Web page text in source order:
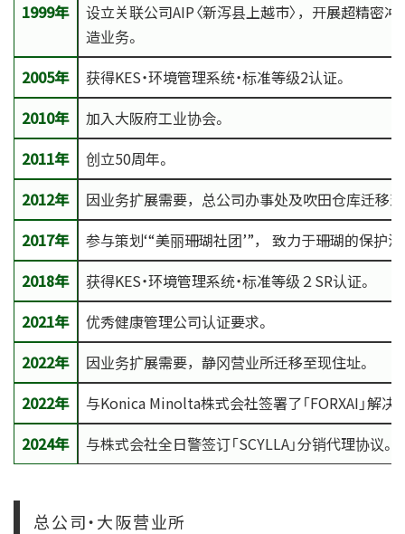
1999年
设立关联公司AIP〈新泻县上越市〉，开展超精密
造业务。
2005年
获得KES・环境管理系统・标准等级2认证。
2010年
加入大阪府工业协会。
2011年
创立50周年。
2012年
因业务扩展需要，总公司办事处及吹田仓库迁移
2017年
参与策划‘“美丽珊瑚社团’”， 致力于珊瑚的保护活
2018年
获得KES・环境管理系统・标准等级２SR认证。
2021年
优秀健康管理公司认证要求。
2022年
因业务扩展需要，静冈营业所迁移至现住址。
2022年
与Konica Minolta株式会社签署了「FORXAI」解决
2024年
与株式会社全日警签订「SCYLLA」分销代理协议。
总公司・大阪营业所